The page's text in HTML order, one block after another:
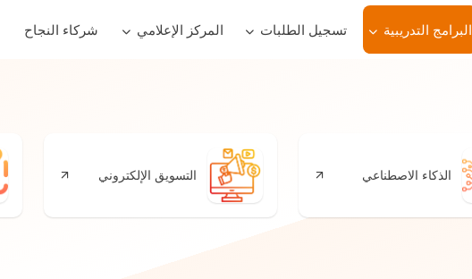
البرامج التدريبية تسجيل الطلبات المركز الإعلامي شركاء النجاح
الذكاء الاصطناعي التسويق الإلكتروني